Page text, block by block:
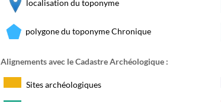
localisation du toponyme
polygone du toponyme Chronique
Alignements avec le Cadastre Archéologique :
Sites archéologiques